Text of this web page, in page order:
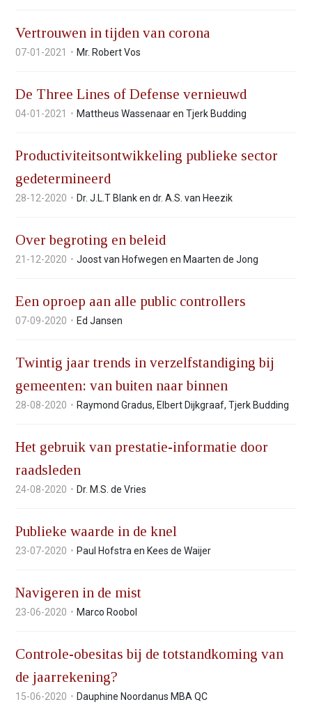
n
n
t
t
Vertrouwen in tijden van corona
07-01-2021 Mr. Robert Vos
De Three Lines of Defense vernieuwd
04-01-2021 Mattheus Wassenaar en Tjerk Budding
Productiviteitsontwikkeling publieke sector
gedetermineerd
28-12-2020 Dr. J.L.T Blank en dr. A.S. van Heezik
Over begroting en beleid
21-12-2020 Joost van Hofwegen en Maarten de Jong
Een oproep aan alle public controllers
07-09-2020 Ed Jansen
Twintig jaar trends in verzelfstandiging bij
gemeenten: van buiten naar binnen
28-08-2020 Raymond Gradus,Elbert Dijkgraaf,Tjerk Budding
Het gebruik van prestatie-informatie door
raadsleden
24-08-2020 Dr. M.S. de Vries
Publieke waarde in de knel
23-07-2020 Paul Hofstra en Kees de Waijer
Navigeren in de mist
23-06-2020 Marco Roobol
Controle-obesitas bij de totstandkoming van
de jaarrekening?
15-06-2020 Dauphine Noordanus MBA QC